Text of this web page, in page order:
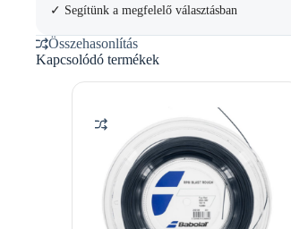
✓ Segítünk a megfelelő választásban
Összehasonlítás
Kapcsolódó termékek